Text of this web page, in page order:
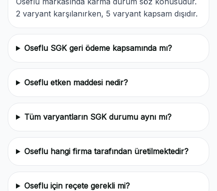
2 varyant karşılanırken, 5 varyant kapsam dışıdır.
Oseflu SGK geri ödeme kapsamında mı?
Oseflu etken maddesi nedir?
Tüm varyantların SGK durumu aynı mı?
Oseflu hangi firma tarafından üretilmektedir?
Oseflu için reçete gerekli mi?